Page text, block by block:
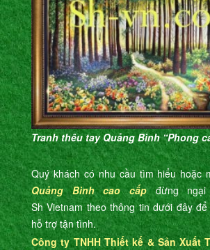
Tranh thêu tay Quảng Bình “Phong
Quý khách có nhu cầu tìm hiểu hoặc
Quảng Bình cao cấpđừng ngại
Sh Vietnam theo thông tin dưới đây
hỗ trợ tận tình.
Công ty TNHH Thiết kế & Sản Xuất